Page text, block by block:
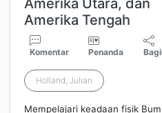
Amerika Utara, dan
Amerika Tengah
Komentar Penanda
Holland, Julian
Mempelajari keadaan fisik